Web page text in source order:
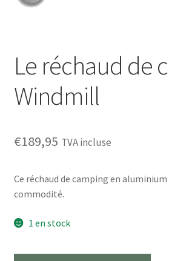
Le réchaud de
Windmill
€189,95 TVA incluse
Ce réchaud de camping en
commodité.
1 en stock